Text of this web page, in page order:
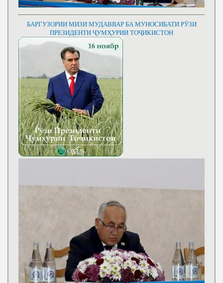
БАРГУЗОРИИ МИЗИ МУДАВВАР БА МУНОСИБАТИ РӮЗИ
ПРЕЗИДЕНТИ ҶУМҲУРИИ ТОҶИКИСТОН